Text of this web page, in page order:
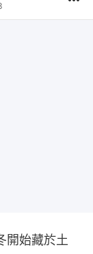
開始藏於土